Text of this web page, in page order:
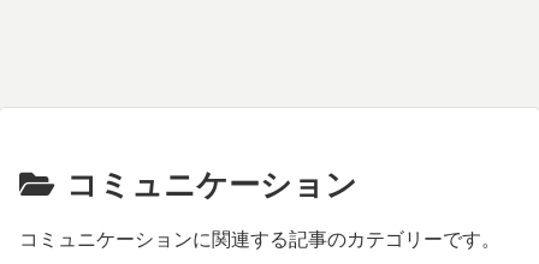
コミュニケーション
コミュニケーションに関連する記事のカテゴリーです。